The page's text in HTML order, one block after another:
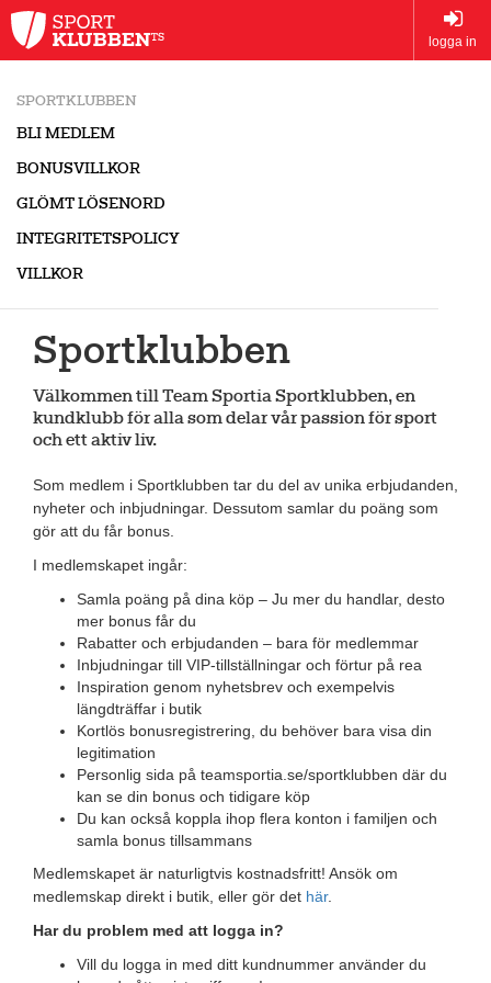
logga in
SPORTKLUBBEN
BLI MEDLEM
BONUSVILLKOR
GLÖMT LÖSENORD
INTEGRITETSPOLICY
VILLKOR
Sportklubben
Välkommen till Team Sportia Sportklubben, en
kundklubb för alla som delar vår passion för sport
och ett aktiv liv.
Som medlem i Sportklubben tar du del av unika erbjudanden,
nyheter och inbjudningar. Dessutom samlar du poäng som
gör att du får bonus.
I medlemskapet ingår:
Samla poäng på dina köp – Ju mer du handlar, desto
mer bonus får du
Rabatter och erbjudanden – bara för medlemmar
Inbjudningar till VIP-tillställningar och förtur på rea
Inspiration genom nyhetsbrev och exempelvis
längdträffar i butik
Kortlös bonusregistrering, du behöver bara visa din
legitimation
Personlig sida på teamsportia.se/sportklubben där du
kan se din bonus och tidigare köp
Du kan också koppla ihop flera konton i familjen och
samla bonus tillsammans
Medlemskapet är naturligtvis kostnadsfritt! Ansök om
medlemskap direkt i butik, eller gör det här.
Har du problem med att logga in?
Vill du logga in med ditt kundnummer använder du